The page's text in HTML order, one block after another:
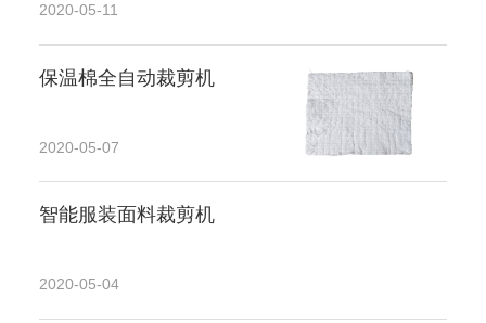
2020-05-11
保温棉全自动裁剪机
2020-05-07
智能服装面料裁剪机
2020-05-04